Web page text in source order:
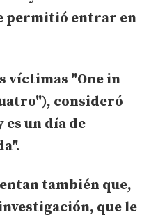
permitió entrar en
víctimas "One in
consideró
es un día de
".
también que,
que le